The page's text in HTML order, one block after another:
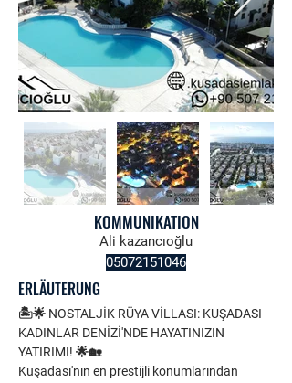
Ali kazancıoğlu
05072151046
ERLÄUTERUNG
🏝️🌟 NOSTALJİK RÜYA VİLLASI: KUŞADASI
KADINLAR DENİZİ'NDE HAYATINIZIN
YATIRIMI! 🌟🏡
Kuşadası'nın en prestijli konumlarından
KOMMUNIKATION